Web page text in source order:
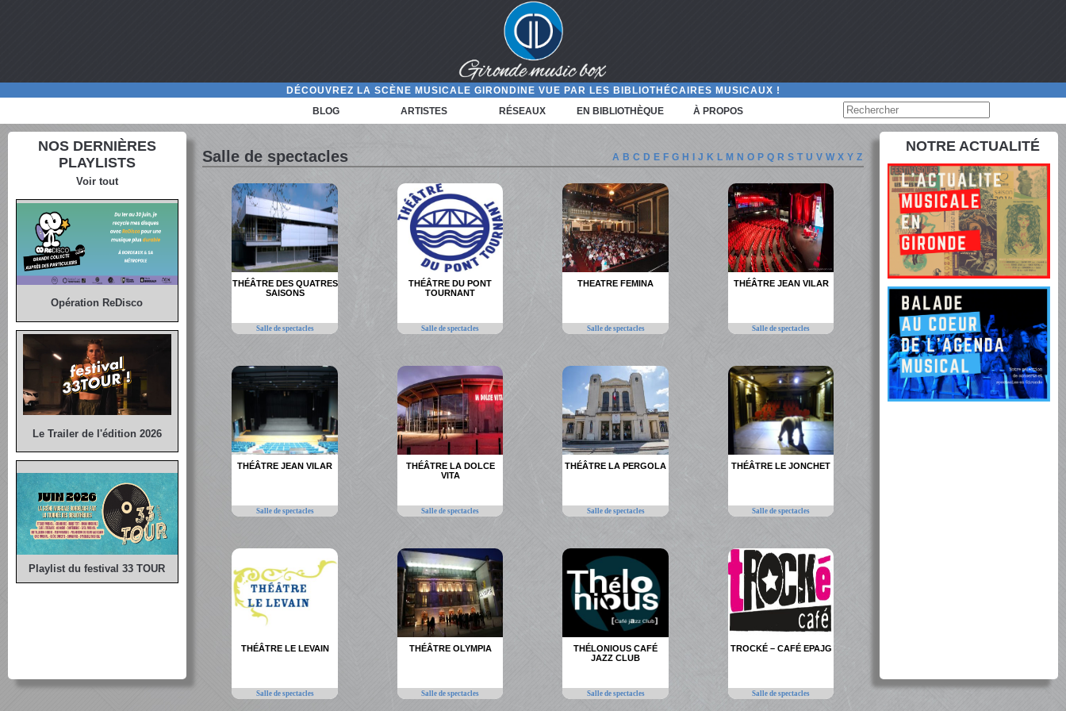
DÉCOUVREZ LA SCÈNE MUSICALE GIRONDINE VUE PAR LES BIBLIOTHÉCAIRES MUSICAUX !
BLOG
ARTISTES RÉSEAUX EN BIBLIOTHÈQUE À PROPOS
NOS DERNIÈRES
PLAYLISTS
Voir tout
Opération ReDisco
Le Trailer de l'édition 2026
Playlist du festival 33 TOUR
Salle de spectacles A B C D E F G H I J K L M N O P Q R S T U V W X Y Z
THÉÂTRE DES QUATRES
SAISONS
Salle de spectacles
THÉÂTRE DU PONT
TOURNANT
Salle de spectacles
THEATRE FEMINA
Salle de spectacles
THÉÂTRE JEAN VILAR
Salle de spectacles
THÉÂTRE JEAN VILAR
Salle de spectacles
THÉÂTRE LA DOLCE
VITA
Salle de spectacles
THÉÂTRE LA PERGOLA
Salle de spectacles
THÉÂTRE LE JONCHET
Salle de spectacles
THÉÂTRE LE LEVAIN
Salle de spectacles
THÉÂTRE OLYMPIA
Salle de spectacles
THÉLONIOUS CAFÉ
JAZZ CLUB
Salle de spectacles
TROCKÉ – CAFÉ EPAJG
Salle de spectacles
NOTRE ACTUALITÉ